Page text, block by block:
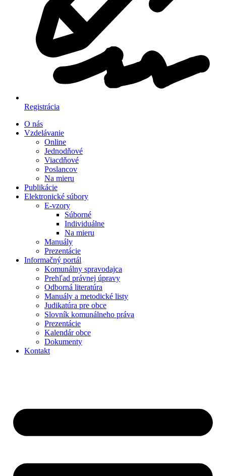
Registrácia
O nás
Vzdelávanie
Online
Jednodňové
Viacdňové
Poslancov
Na mieru
Publikácie
Elektronické súbory
E-vzory
Súborné
Individuálne
Na mieru
Manuály
Prezentácie
Informačný portál
Komunálny spravodajca
Prehľad právnej úpravy
Odborná literatúra
Manuály a metodické listy
Judikatúra pre obce
Slovník komunálneho práva
Prezentácie
Kalendár obce
Dokumenty
Kontakt